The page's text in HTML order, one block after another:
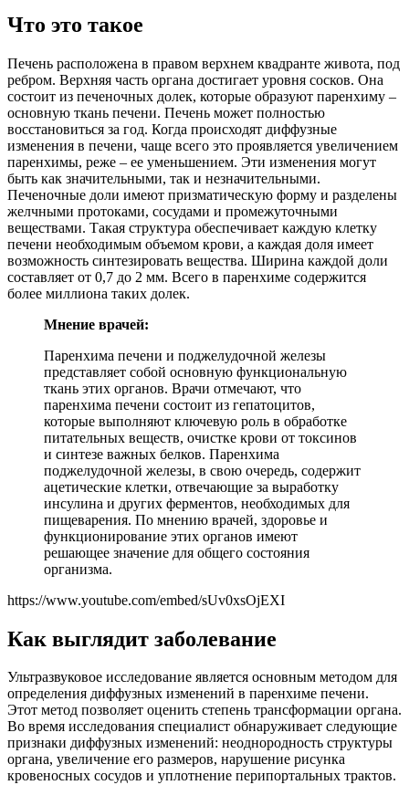
Что это такое
Печень расположена в правом верхнем квадранте живота, под
ребром. Верхняя часть органа достигает уровня сосков. Она
состоит из печеночных долек, которые образуют паренхиму –
основную ткань печени. Печень может полностью
восстановиться за год. Когда происходят диффузные
изменения в печени, чаще всего это проявляется увеличением
паренхимы, реже – ее уменьшением. Эти изменения могут
быть как значительными, так и незначительными.
Печеночные доли имеют призматическую форму и разделены
желчными протоками, сосудами и промежуточными
веществами. Такая структура обеспечивает каждую клетку
печени необходимым объемом крови, а каждая доля имеет
возможность синтезировать вещества. Ширина каждой доли
составляет от 0,7 до 2 мм. Всего в паренхиме содержится
более миллиона таких долек.
Мнение врачей:
Паренхима печени и поджелудочной железы
представляет собой основную функциональную
ткань этих органов. Врачи отмечают, что
паренхима печени состоит из гепатоцитов,
которые выполняют ключевую роль в обработке
питательных веществ, очистке крови от токсинов
и синтезе важных белков. Паренхима
поджелудочной железы, в свою очередь, содержит
ацетические клетки, отвечающие за выработку
инсулина и других ферментов, необходимых для
пищеварения. По мнению врачей, здоровье и
функционирование этих органов имеют
решающее значение для общего состояния
организма.
https://www.youtube.com/embed/sUv0xsOjEXI
Как выглядит заболевание
Ультразвуковое исследование является основным методом для
определения диффузных изменений в паренхиме печени.
Этот метод позволяет оценить степень трансформации органа.
Во время исследования специалист обнаруживает следующие
признаки диффузных изменений: неоднородность структуры
органа, увеличение его размеров, нарушение рисунка
кровеносных сосудов и уплотнение перипортальных трактов.